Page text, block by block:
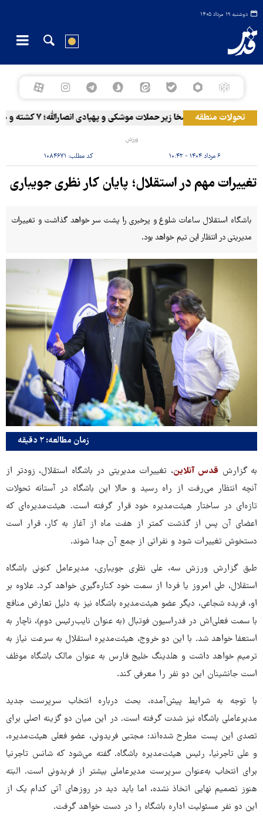
دوشنبه ۱۹ مرداد ۱۴۰۵
تحولات منطقهالمخا زیر حملات موشکی و پهپادی انصارالله؛ ۷ کشته و ۳۰ زخمی
ورزش
۶ مرداد ۱۴۰۴ - ۱۰:۴۲ کد مطلب: ۱۰۸۴۶۷۱
تغییرات مهم در استقلال؛ پایان کار نظری جویباری
باشگاه استقلال ساعات شلوغ و پرخبری را پشت سر خواهد گذاشت و تغییرات
مدیریتی در انتظار این تیم خواهد بود.
زمان مطالعه: ۲ دقیقه
به گزارش قدس آنلاین، تغییرات مدیریتی در باشگاه استقلال، زودتر از
آنچه انتظار می‌رفت از راه رسید و حالا این باشگاه در آستانه تحولات
تازه‌ای در ساختار هیئت‌مدیره خود قرار گرفته است. هیئت‌مدیره‌ای که
اعضای آن پس از گذشت کمتر از هفت ماه از آغاز به کار، قرار است
دستخوش تغییرات شود و نفراتی از جمع آن جدا شوند.
طبق گزارش ورزش سه، علی نظری جویباری، مدیرعامل کنونی باشگاه
استقلال، طی امروز یا فردا از سمت خود کناره‌گیری خواهد کرد. علاوه بر
او، فریده شجاعی، دیگر عضو هیئت‌مدیره باشگاه نیز به دلیل تعارض منافع
با سمت فعلی‌اش در فدراسیون فوتبال (به عنوان نایب‌رئیس دوم)، ناچار به
استعفا خواهد شد. با این دو خروج، هیئت‌مدیره استقلال به سرعت نیاز به
ترمیم خواهد داشت و هلدینگ خلیج فارس به عنوان مالک باشگاه موظف
است جانشینان این دو نفر را معرفی کند.
با توجه به شرایط پیش‌آمده، بحث درباره انتخاب سرپرست جدید
مدیرعاملی باشگاه نیز شدت گرفته است. در این میان دو گزینه اصلی برای
تصدی این پست مطرح شده‌اند: مجتبی فریدونی، عضو فعلی هیئت‌مدیره،
و علی تاجرنیا، رئیس هیئت‌مدیره باشگاه. گفته می‌شود که شانس تاجرنیا
برای انتخاب به‌عنوان سرپرست مدیرعاملی بیشتر از فریدونی است. البته
هنوز تصمیم نهایی اتخاذ نشده، اما باید دید در روزهای آتی کدام یک از
این دو نفر مسئولیت اداره باشگاه را در دست خواهد گرفت.